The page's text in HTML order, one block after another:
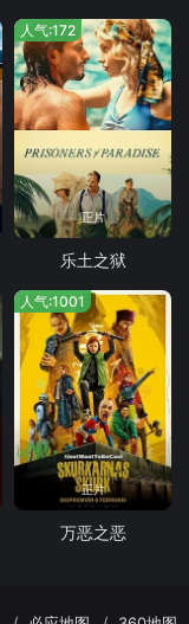
正片
人气:172
乐土之狱
正片
人气:1001
万恶之恶